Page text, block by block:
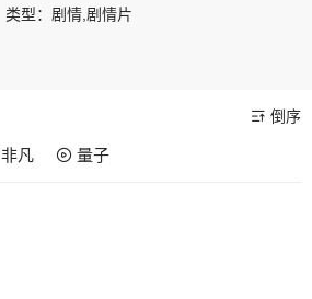
类型： 剧情,剧情片
倒序
非凡 量子